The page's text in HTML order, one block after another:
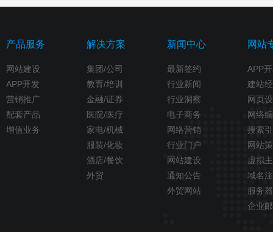
产品服务
网站建设
APP开发
营销推广
配套产品
增值业务
解决方案
集团/公司
教育/培训
金融/证券
医院/医疗
家电/机械
服装/化妆
酒店/餐饮
外贸
新闻中心
最新签约
行业新闻
行业洞察
电子商务
网络营销
行业门户
网站建设
通知公告
外贸网站
网站
APP
建站
网页
网络
搜索
网站
虚拟
域名
服务器
企业